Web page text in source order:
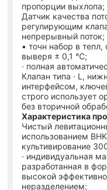
пропорции выхлопа;
Датчик качества
регулирующим
непрерывный поток;
▪ точн набор в тепл,
выверя ± 0,1 ℃;
· полная
Клапан типа · L,
интерфейсом,
строго использует
без вторичной
Характеристика
Чистый
использованием
культивирование
· индивидуальная
разработанная в
высокой
неразделением;